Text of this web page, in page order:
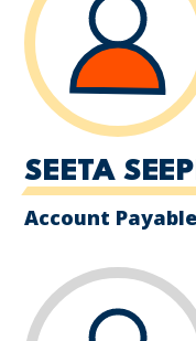
SEETA
Account